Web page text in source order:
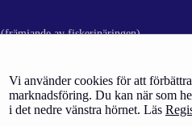
Vi använder cookies för att
marknadsföring. Du kan när som
i det nedre vänstra hörnet. Läs
av fiskerinäringen)